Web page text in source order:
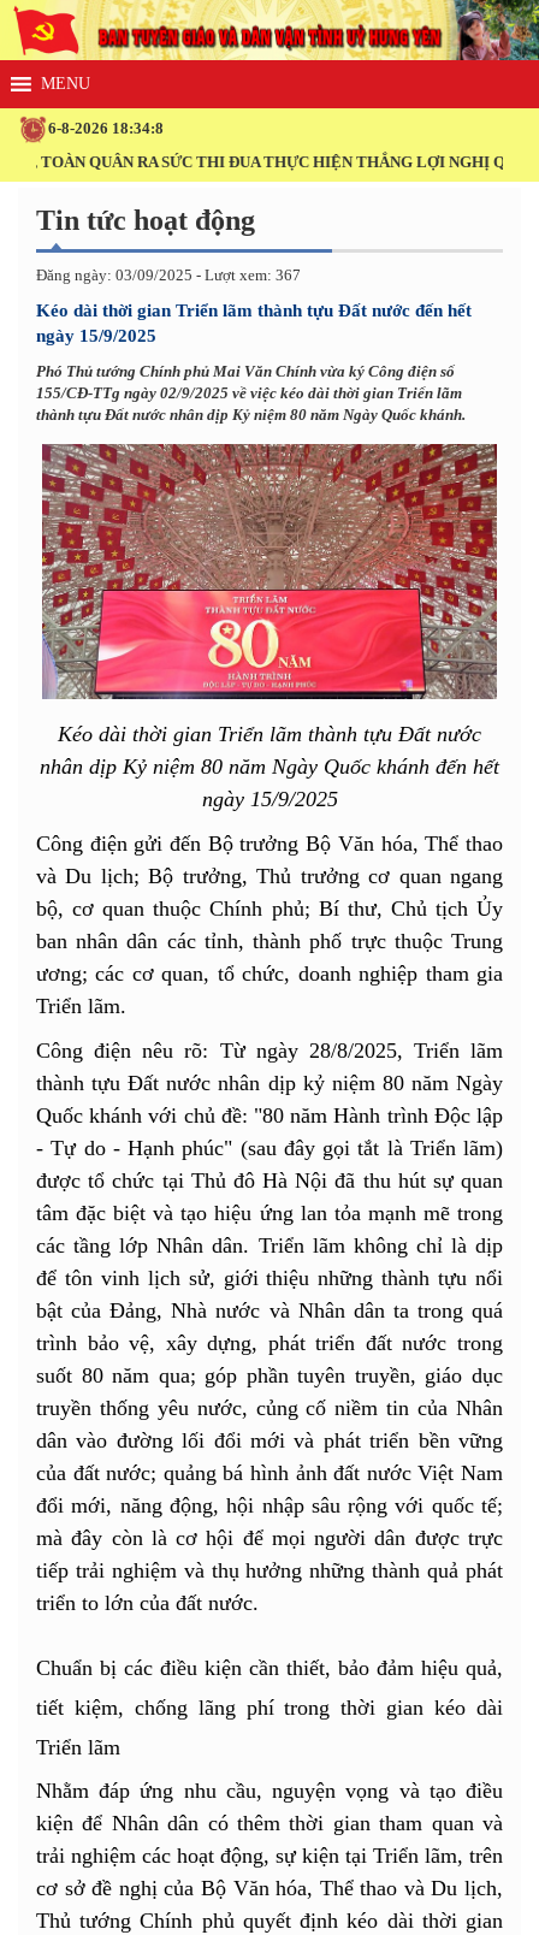
6-8-2026 18:34:9
QUÂN RA SỨC THI ĐUA THỰC HIỆN THẮNG LỢI NGHỊ QUYẾT ĐẠI
Tin tức hoạt động
Đăng ngày: 03/09/2025 - Lượt xem: 367
Kéo dài thời gian Triển lãm thành tựu Đất nước đến hết
ngày 15/9/2025
Phó Thủ tướng Chính phủ Mai Văn Chính vừa ký Công điện số
155/CĐ-TTg ngày 02/9/2025 về việc kéo dài thời gian Triển lãm
thành tựu Đất nước nhân dịp Kỷ niệm 80 năm Ngày Quốc khánh.
Kéo dài thời gian Triển lãm thành tựu Đất nước
nhân dịp Kỷ niệm 80 năm Ngày Quốc khánh đến hết
ngày 15/9/2025
Công điện gửi đến Bộ trưởng Bộ Văn hóa, Thể thao
và Du lịch; Bộ trưởng, Thủ trưởng cơ quan ngang
bộ, cơ quan thuộc Chính phủ; Bí thư, Chủ tịch Ủy
ban nhân dân các tỉnh, thành phố trực thuộc Trung
ương; các cơ quan, tổ chức, doanh nghiệp tham gia
Triển lãm.
Công điện nêu rõ: Từ ngày 28/8/2025, Triển lãm
thành tựu Đất nước nhân dịp kỷ niệm 80 năm Ngày
Quốc khánh với chủ đề: "80 năm Hành trình Độc lập
- Tự do - Hạnh phúc" (sau đây gọi tắt là Triển lãm)
được tổ chức tại Thủ đô Hà Nội đã thu hút sự quan
tâm đặc biệt và tạo hiệu ứng lan tỏa mạnh mẽ trong
các tầng lớp Nhân dân. Triển lãm không chỉ là dịp
để tôn vinh lịch sử, giới thiệu những thành tựu nổi
bật của Đảng, Nhà nước và Nhân dân ta trong quá
trình bảo vệ, xây dựng, phát triển đất nước trong
suốt 80 năm qua; góp phần tuyên truyền, giáo dục
truyền thống yêu nước, củng cố niềm tin của Nhân
dân vào đường lối đổi mới và phát triển bền vững
của đất nước; quảng bá hình ảnh đất nước Việt Nam
đổi mới, năng động, hội nhập sâu rộng với quốc tế;
mà đây còn là cơ hội để mọi người dân được trực
tiếp trải nghiệm và thụ hưởng những thành quả phát
triển to lớn của đất nước.
Chuẩn bị các điều kiện cần thiết, bảo đảm hiệu quả,
tiết kiệm, chống lãng phí trong thời gian kéo dài
Triển lãm
Nhằm đáp ứng nhu cầu, nguyện vọng và tạo điều
kiện để Nhân dân có thêm thời gian tham quan và
trải nghiệm các hoạt động, sự kiện tại Triển lãm, trên
cơ sở đề nghị của Bộ Văn hóa, Thể thao và Du lịch,
Thủ tướng Chính phủ quyết định kéo dài thời gian